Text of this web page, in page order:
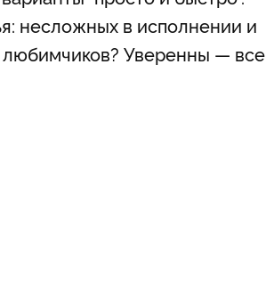
несложных в исполнении и
Уверенны —